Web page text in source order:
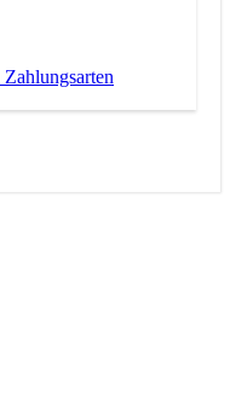
Zahlungsarten